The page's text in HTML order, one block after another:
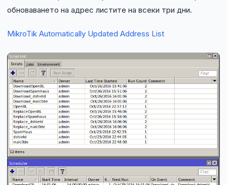
обноваването на адрес листите на всеки три дни.
MikroTik Automatically Updated Address List